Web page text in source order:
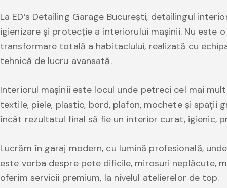
La ED’s Detailing Garage București, detailingul
igienizare și protecție a interiorului mașinii. Nu este
transformare totală a habitaclului, realizată cu
tehnică de lucru avansată.
Interiorul mașinii este locul unde petreci cel mai
textile, piele, plastic, bord, plafon, mochete și spații
încât rezultatul final să fie un interior curat, igienic,
Lucrăm în garaj modern, cu lumină profesională,
este vorba despre pete dificile, mirosuri neplăcute,
oferim servicii premium, la nivelul atelierelor de top.